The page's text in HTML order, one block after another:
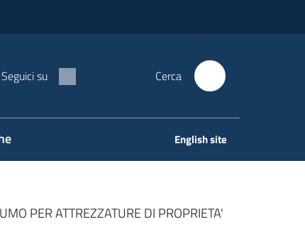
Seguici su Cerca
English site
PER ATTREZZATURE DI PROPRIETA'